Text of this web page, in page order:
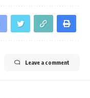
Leave a comment